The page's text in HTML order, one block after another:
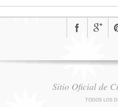
Sitio Oficial de
TODOS LOS